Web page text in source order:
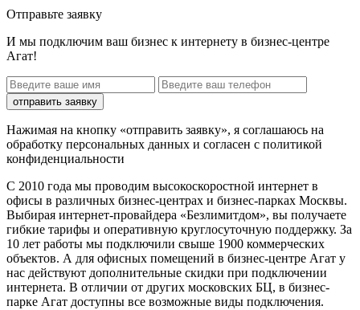
Отправьте заявку
И мы подключим ваш бизнес к интернету в бизнес-центре
Агат!
отправить заявку
Нажимая на кнопку «отправить заявку», я соглашаюсь на
обработку персональных данных и согласен с политикой
конфиденциальности
С 2010 года мы проводим высокоскоростной интернет в
офисы в различных бизнес-центрах и бизнес-парках Москвы.
Выбирая интернет-провайдера «Безлимитдом», вы получаете
гибкие тарифы и оперативную круглосуточную поддержку. За
10 лет работы мы подключили свыше 1900 коммерческих
объектов. А для офисных помещений в бизнес-центре Агат у
нас действуют дополнительные скидки при подключении
интернета. В отличии от других московских БЦ, в бизнес-
парке Агат доступны все возможные виды подключения.